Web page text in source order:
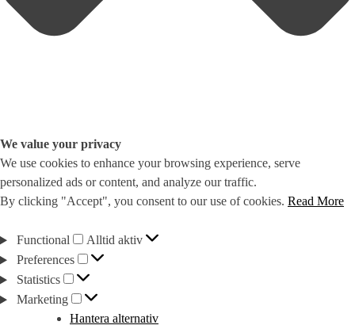
We value your privacy
We use cookies to enhance your browsing experience, serve
personalized ads or content, and analyze our traffic.
By clicking "Accept", you consent to our use of cookies. Read More
Functional Functional
Alltid aktiv
Preferences
Preferences
Statistics
Statistics
Marketing
Marketing
Hantera alternativ